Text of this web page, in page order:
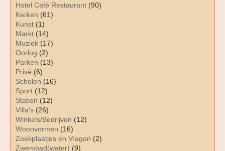
Hotel Café Restaurant (90)
Kerken (61)
Kunst (1)
Markt (14)
Muziek (17)
Oorlog (2)
Parken (13)
Privé (6)
Scholen (16)
Sport (12)
Station (12)
Villa's (26)
Winkels/Bedrijven (12)
Woonvormen (16)
Zoekplaatjes en Vragen (2)
Zwembad(water) (9)